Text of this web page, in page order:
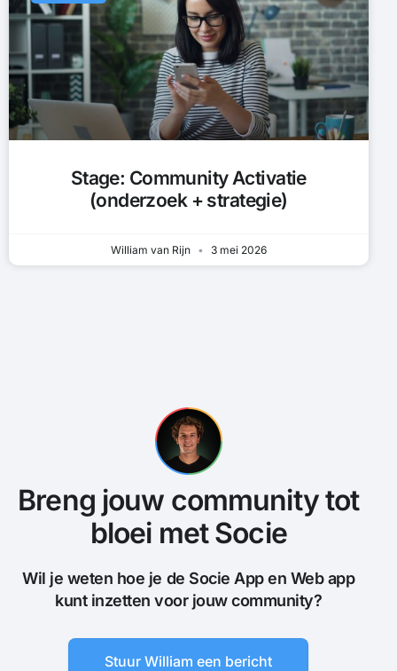
Stage: Community Activatie
(onderzoek + strategie)
William van Rijn 3 mei 2026
Breng jouw community tot
bloei met Socie
Wil je weten hoe je de Socie App en Web app
kunt inzetten voor jouw community?
Stuur William een bericht